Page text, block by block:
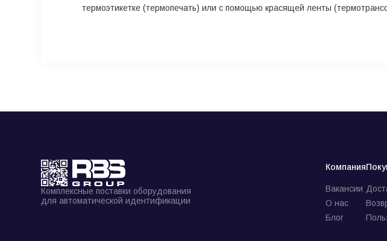
термоэтикетке (термопечать) или с помощью красящей ленты
Комплексные поставки оборудования
для автоматической идентификации
Компания
Вакансии
О нас
Блог